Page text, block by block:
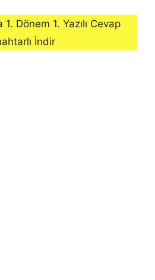
1. Dönem 1. Yazılı Cevap
İndir